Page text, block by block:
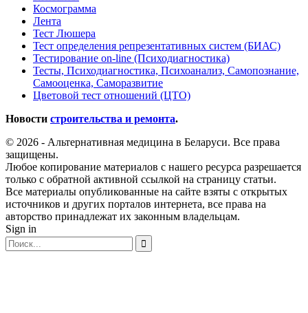
Космограмма
Лента
Тест Люшера
Тест определения репрезентативных систем (БИАС)
Тестирование on-line (Психодиагностика)
Тесты, Психодиагностика, Психоанализ, Самопознание,
Самооценка, Саморазвитие
Цветовой тест отношений (ЦТО)
Новости строительства и ремонта.
© 2026 - Альтернативная медицина в Беларуси. Все права
защищены.
Любое копирование материалов с нашего ресурса разрешается
только с обратной активной ссылкой на страницу статьи.
Все материалы опубликованные на сайте взяты с открытых
источников и других порталов интернета, все права на
авторство принадлежат их законным владельцам.
Sign in